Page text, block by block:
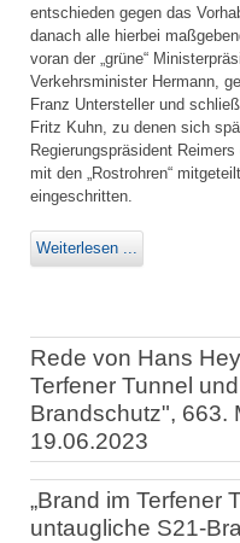
entschieden gegen das
danach alle hierbei
voran der „grüne“
Verkehrsminister Hermann,
Franz Untersteller und
Fritz Kuhn, zu denen sich
Regierungspräsident
mit den „Rostrohren“
eingeschritten.
Weiterlesen ...
Rede von Hans
Terfener Tunnel
Brandschutz", 663.
19.06.2023
„Brand im Terfener
untaugliche S21-